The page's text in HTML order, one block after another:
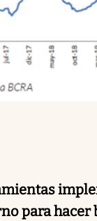
para hacer